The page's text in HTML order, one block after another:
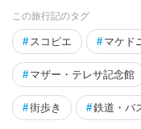
この旅行記のタグ
# スコピエ # マケド
# マザー・テレサ記念館
#街歩き #鉄道・バ